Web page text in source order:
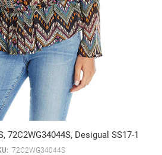
72C2WG34044S, Desigual SS17-1
72C2WG34044S